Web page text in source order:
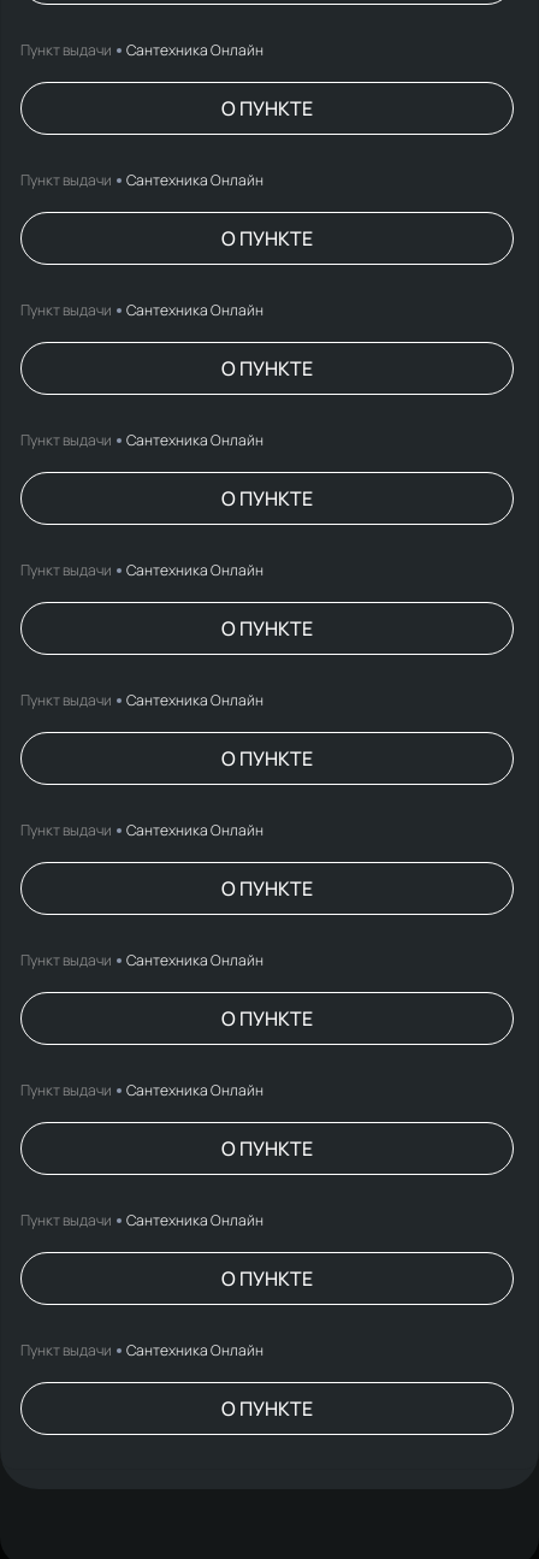
Пункт выдачи Сантехника Онлайн
О ПУНКТЕ
Пункт выдачи Сантехника Онлайн
О ПУНКТЕ
Пункт выдачи Сантехника Онлайн
О ПУНКТЕ
Пункт выдачи Сантехника Онлайн
О ПУНКТЕ
Пункт выдачи Сантехника Онлайн
О ПУНКТЕ
Пункт выдачи Сантехника Онлайн
О ПУНКТЕ
Пункт выдачи Сантехника Онлайн
О ПУНКТЕ
Пункт выдачи Сантехника Онлайн
О ПУНКТЕ
Пункт выдачи Сантехника Онлайн
О ПУНКТЕ
Пункт выдачи Сантехника Онлайн
О ПУНКТЕ
Пункт выдачи Сантехника Онлайн
О ПУНКТЕ